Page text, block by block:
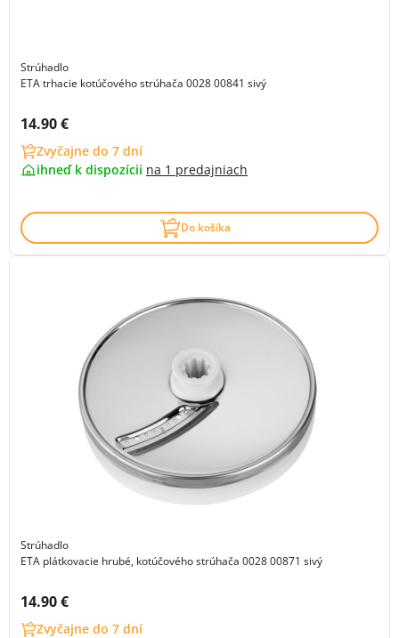
Strúhadlo
ETA trhacie kotúčového strúhača 0028 00841 sivý
Cena s DPH:
14.90 €
Zvyčajne do 7 dní
ihneď k dispozícii na 1 predajniach
Do košíka
Strúhadlo
ETA plátkovacie hrubé, kotúčového strúhača 0028 00871 sivý
Cena s DPH:
14.90 €
Zvyčajne do 7 dní